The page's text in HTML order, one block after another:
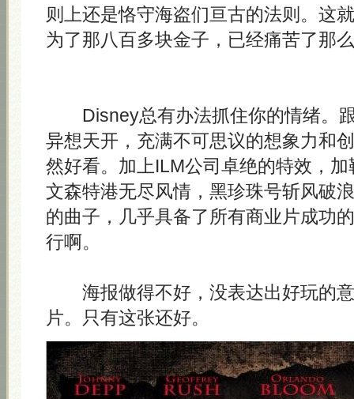
则上还是恪守海盗们亘古的法则。这
为了那八百多块金子，已经痛苦了那
Disney总有办法抓住你的情绪。
异想天开，充满不可思议的想象力和
然好看。加上ILM公司卓绝的特效，
文森特港无尽风情，黑珍珠号斩风破
的曲子，几乎具备了所有商业片成功
行啊。
海报做得不好，没表达出好玩的意
片。只有这张还好。